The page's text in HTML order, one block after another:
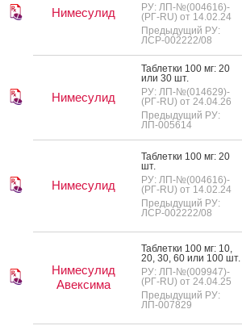
Нимесулид
РУ: ЛП-№(004616)-
(РГ-RU) от 14.02.24
Предыдущий РУ:
ЛСР-002222/08
Нимесулид
Таб­летки 100 мг: 20
или 30 шт.
РУ: ЛП-№(014629)-
(РГ-RU) от 24.04.26
Предыдущий РУ:
ЛП-005614
Нимесулид
Таб­летки 100 мг: 20
шт.
РУ: ЛП-№(004616)-
(РГ-RU) от 14.02.24
Предыдущий РУ:
ЛСР-002222/08
Нимесулид
Авексима
Таб­летки 100 мг: 10,
20, 30, 60 или 100 шт.
РУ: ЛП-№(009947)-
(РГ-RU) от 24.04.25
Предыдущий РУ:
ЛП-007829